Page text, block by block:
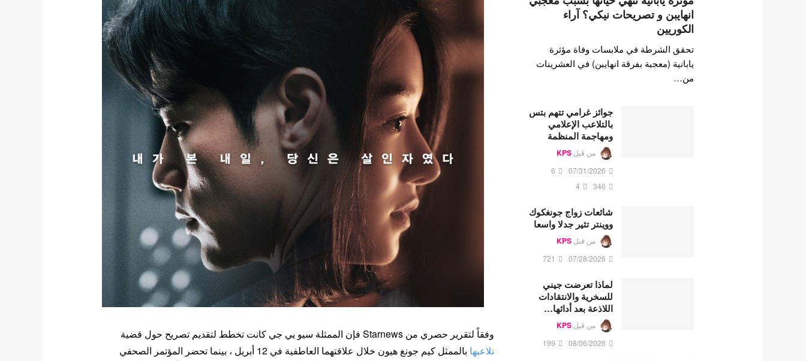
وفقاً لتقرير حصري من Starnews فإن الممثلة سيو يي جي كانت تخطط لتقديم تصريح حول قضية
تلاعبها
بالممثل كيم جونغ هيون خلال علاقتهما العاطفية في 12 أبريل ، بينما تحضر المؤتمر الصحفي
انهايبن و تصريحات نيكي؟ آراء
الكوريين
تحقق الشرطة في ملابسات وفاة مؤثرة
يابانية (معجبة بفرقة انهايبن) في العشرينات
من…
جوائز غرامي تتهم بتس
بالتلاعب الإعلامي
ومهاجمة المنظمة
من قبل KPS
07/31/2026
6
346
4
شائعات زواج جونغكوك
ووينتر تثير جدلا واسعا
من قبل KPS
07/28/2026
721
لماذا تعرضت جيني
للسخرية والانتقادات
اللاذعة بعد أدائها…
من قبل KPS
08/06/2026
199